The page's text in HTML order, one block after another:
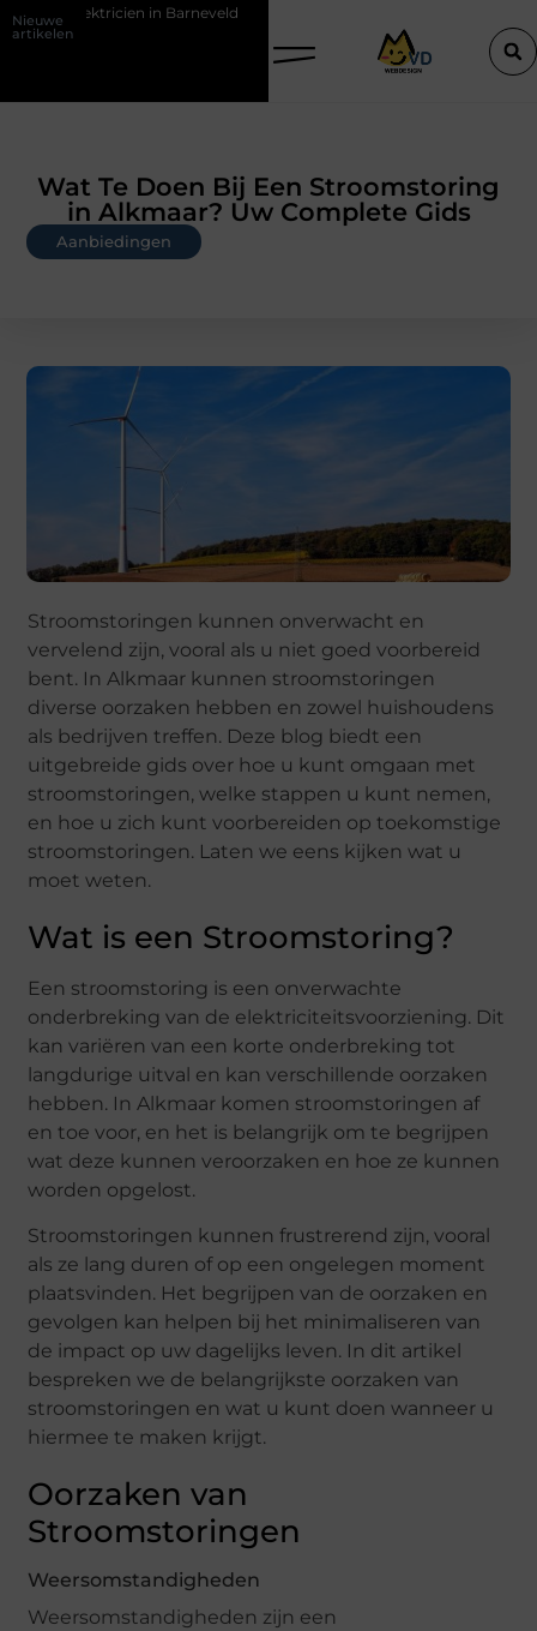
Nieuwe
artikelen
De Perfecte Gids voor Vloerbedekking in Purmerend
Wat Te Doen Bij Een Stroomstoring
in Alkmaar? Uw Complete Gids
Aanbiedingen
Stroomstoringen kunnen onverwacht en
vervelend zijn, vooral als u niet goed voorbereid
bent. In Alkmaar kunnen stroomstoringen
diverse oorzaken hebben en zowel huishoudens
als bedrijven treffen. Deze blog biedt een
uitgebreide gids over hoe u kunt omgaan met
stroomstoringen, welke stappen u kunt nemen,
en hoe u zich kunt voorbereiden op toekomstige
stroomstoringen. Laten we eens kijken wat u
moet weten.
Wat is een Stroomstoring?
Een stroomstoring is een onverwachte
onderbreking van de elektriciteitsvoorziening. Dit
kan variëren van een korte onderbreking tot
langdurige uitval en kan verschillende oorzaken
hebben. In Alkmaar komen stroomstoringen af
en toe voor, en het is belangrijk om te begrijpen
wat deze kunnen veroorzaken en hoe ze kunnen
worden opgelost.
Stroomstoringen kunnen frustrerend zijn, vooral
als ze lang duren of op een ongelegen moment
plaatsvinden. Het begrijpen van de oorzaken en
gevolgen kan helpen bij het minimaliseren van
de impact op uw dagelijks leven. In dit artikel
bespreken we de belangrijkste oorzaken van
stroomstoringen en wat u kunt doen wanneer u
hiermee te maken krijgt.
Oorzaken van
Stroomstoringen
Weersomstandigheden
Weersomstandigheden zijn een